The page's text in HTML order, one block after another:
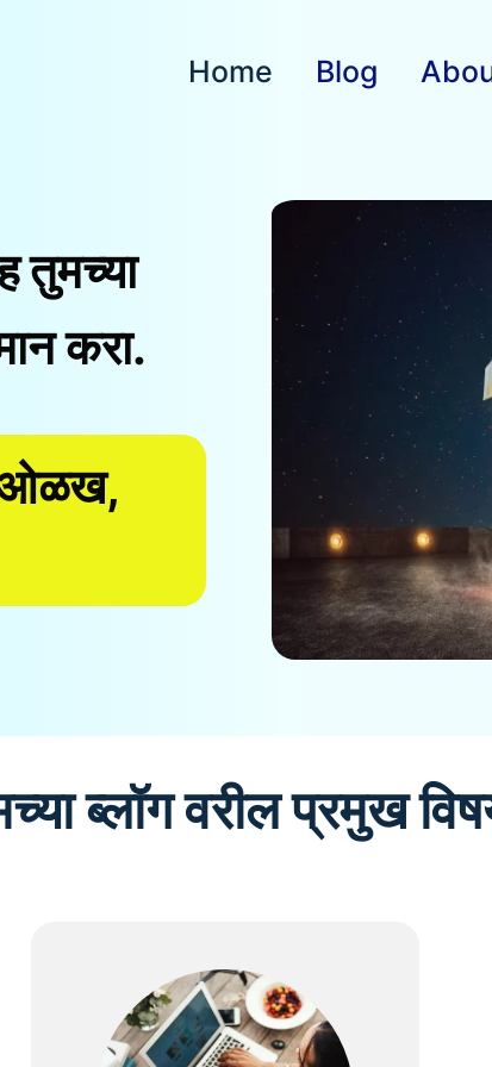
Home Blog
तुमच्या
करा.
ओळख,
ब्लॉग वरील प्रमुख